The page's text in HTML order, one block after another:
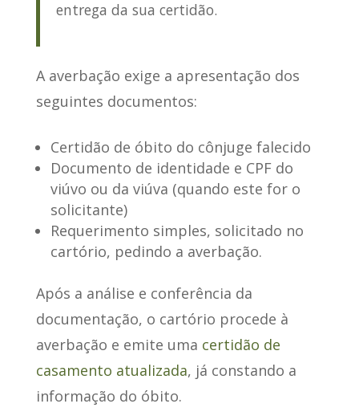
entrega da sua certidão.
A averbação exige a apresentação dos
seguintes documentos:
Certidão de óbito do cônjuge falecido
Documento de identidade e CPF do
viúvo ou da viúva (quando este for o
solicitante)
Requerimento simples, solicitado no
cartório, pedindo a averbação.
Após a análise e conferência da
documentação, o cartório procede à
averbação e emite uma certidão de
casamento atualizada, já constando a
informação do óbito.